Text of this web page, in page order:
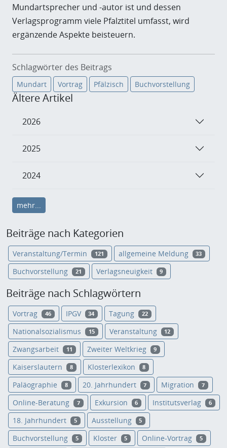
Mundartsprecher und -autor ist und dessen
Verlagsprogramm viele Pfalztitel umfasst, wird
ergänzende Aspekte beisteuern.
Schlagwörter des Beitrags
Mundart Vortrag Pfälzisch Buchvorstellung
Ältere Artikel
2026
2025
2024
mehr...
Beiträge nach Kategorien
Veranstaltung/Termin 121 allgemeine Meldung 33
Buchvorstellung 21 Verlagsneuigkeit 9
Beiträge nach Schlagwörtern
Vortrag 46 IPGV 34 Tagung 22
Nationalsozialismus 15 Veranstaltung 12
Zwangsarbeit 11 Zweiter Weltkrieg 9
Kaiserslautern 8 Klosterlexikon 8
Paläographie 8 20. Jahrhundert 7 Migration 7
Online-Beratung 7 Exkursion 6 Institutsverlag 6
18. Jahrhundert 5 Ausstellung 5
Buchvorstellung 5 Kloster 5 Online-Vortrag 5